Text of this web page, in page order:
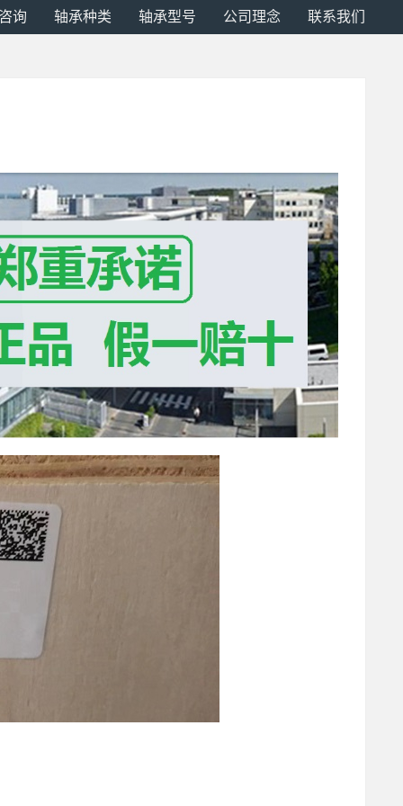
询 轴承种类 轴承型号 公司理念 联系我们